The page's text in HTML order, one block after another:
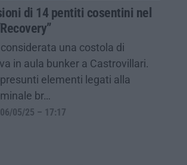
di 14 pentiti cosentini nel
una costola di
in aula bunker a Castrovillari.
elementi legati alla
br…
05/25 – 17:17